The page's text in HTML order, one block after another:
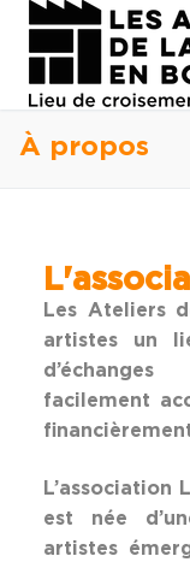
À propos
Les Ateliers
artistes un
facilement
L’association
est née
artistes